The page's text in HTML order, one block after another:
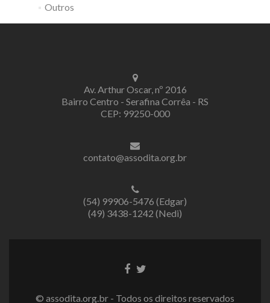
Outros
Av. Arthur Oscar, nº 2016
Bairro Centro - Serafina Corrêa - RS
CEP: 99250-000
contato@assodita.org.br
(54) 99906-5476 (Edgar)
(49) 3438-1242 (Nedi)
LinkLink
© assodita.org.br - Todos os direitos reservados